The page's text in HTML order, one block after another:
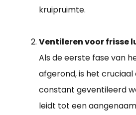
kruipruimte.
Ventileren voor frisse
Als de eerste fase van
afgerond, is het cruciaal
constant geventileerd
leidt tot een